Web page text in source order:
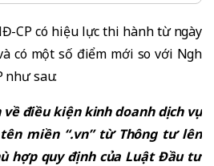
CP có hiệu lực thi hành từ ngày
có một số điểm mới so với Nghị
như sau:
điều kiện kinh doanh dịch vụ
miền “.vn” từ Thông tư lên
hợp quy định của Luật Đầu tư